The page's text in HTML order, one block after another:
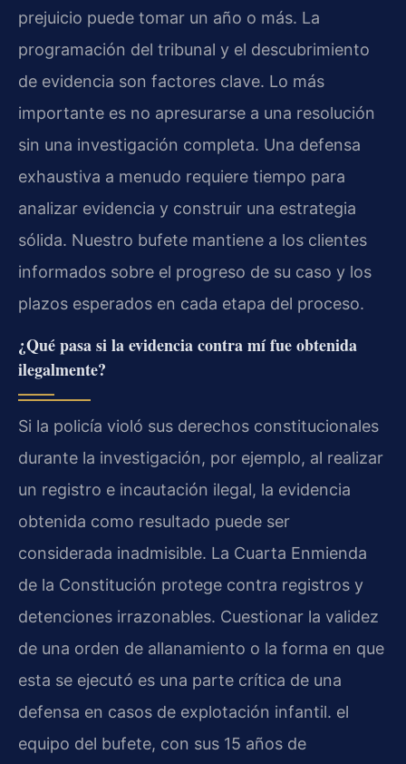
prejuicio puede tomar un año o más. La
programación del tribunal y el descubrimiento
de evidencia son factores clave. Lo más
importante es no apresurarse a una resolución
sin una investigación completa. Una defensa
exhaustiva a menudo requiere tiempo para
analizar evidencia y construir una estrategia
sólida. Nuestro bufete mantiene a los clientes
informados sobre el progreso de su caso y los
plazos esperados en cada etapa del proceso.
¿Qué pasa si la evidencia contra mí fue obtenida
ilegalmente?
Si la policía violó sus derechos constitucionales
durante la investigación, por ejemplo, al realizar
un registro e incautación ilegal, la evidencia
obtenida como resultado puede ser
considerada inadmisible. La Cuarta Enmienda
de la Constitución protege contra registros y
detenciones irrazonables. Cuestionar la validez
de una orden de allanamiento o la forma en que
esta se ejecutó es una parte crítica de una
defensa en casos de explotación infantil. el
equipo del bufete, con sus 15 años de